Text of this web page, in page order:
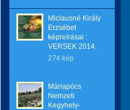
Miclausné Király
Erzsébet
képreírásai :
VERSEK 2014.
274 kép
Máriapócs
Nemzeti
Kegyhely-